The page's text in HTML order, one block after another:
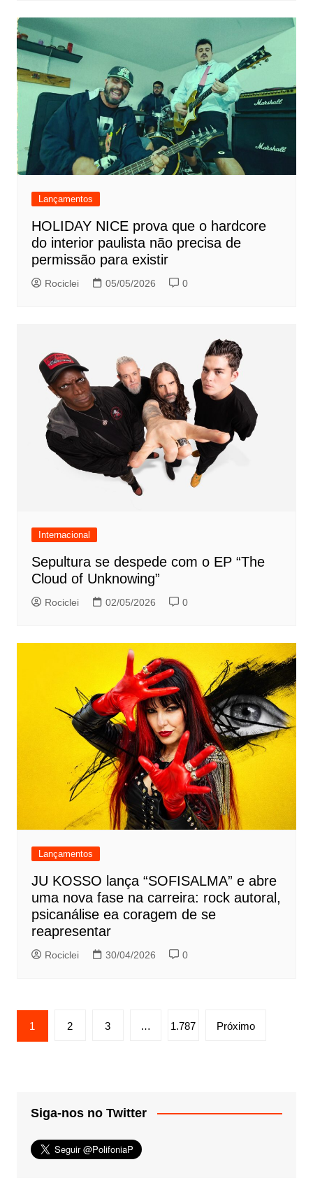
Lançamentos
HOLIDAY NICE prova que o hardcore
do interior paulista não precisa de
permissão para existir
Rociclei 05/05/2026 0
Internacional
Sepultura se despede com o EP “The
Cloud of Unknowing”
Rociclei 02/05/2026 0
Lançamentos
JU KOSSO lança “SOFISALMA” e abre
uma nova fase na carreira: rock autoral,
psicanálise ea coragem de se
reapresentar
Rociclei 30/04/2026 0
Paginação
de
1 2 3 … 1.787 Próximo
Siga-nos no Twitter